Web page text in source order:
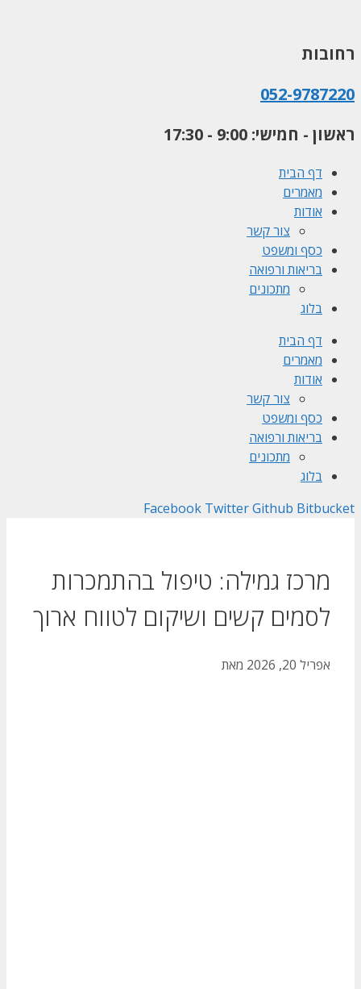
רחובות
052-9787220
ראשון - חמישי: 9:00 - 17:30
דף הבית
מאמרים
אודות
צור קשר
כסף ומשפט
בריאות ורפואה
מתכונים
בלוג
דף הבית
מאמרים
אודות
צור קשר
כסף ומשפט
בריאות ורפואה
מתכונים
בלוג
Facebook TwitterGithub Bitbucket
מרכז גמילה: טיפול בהתמכרות
לסמים קשים ושיקום לטווח ארוך
אפריל 20, 2026 מאת